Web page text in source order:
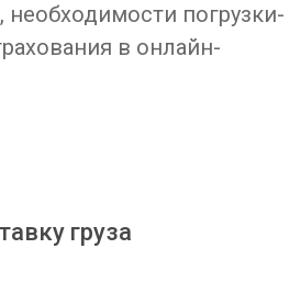
необходимости погрузки-
в онлайн-
груза